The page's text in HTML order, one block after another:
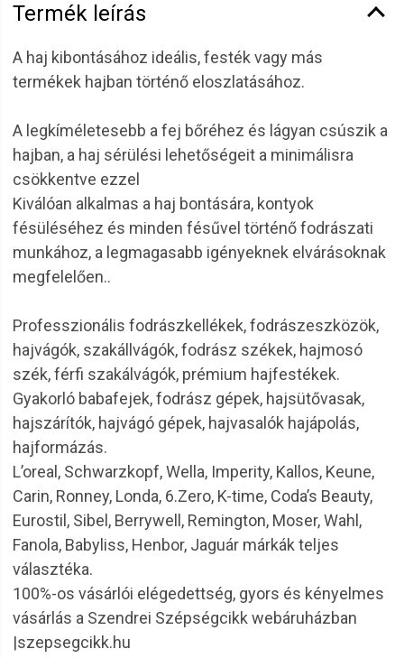
Termék leírás
A haj kibontásához ideális, festék vagy más
termékek hajban történő eloszlatásához.
A legkíméletesebb a fej bőréhez és lágyan csúszik a
hajban, a haj sérülési lehetőségeit a minimálisra
csökkentve ezzel
Kiválóan alkalmas a haj bontására, kontyok
fésüléséhez és minden fésűvel történő fodrászati
munkához, a legmagasabb igényeknek elvárásoknak
megfelelően..
Professzionális fodrászkellékek, fodrászeszközök,
hajvágók, szakállvágók, fodrász székek, hajmosó
szék, férfi szakálvágók, prémium hajfestékek.
Gyakorló babafejek, fodrász gépek, hajsütővasak,
hajszárítók, hajvágó gépek, hajvasalók hajápolás,
hajformázás.
L’oreal, Schwarzkopf, Wella, Imperity, Kallos, Keune,
Carin, Ronney, Londa, 6.Zero, K-time, Coda’s Beauty,
Eurostil, Sibel, Berrywell, Remington, Moser, Wahl,
Fanola, Babyliss, Henbor, Jaguár márkák teljes
választéka.
100%-os vásárlói elégedettség, gyors és kényelmes
vásárlás a Szendrei Szépségcikk webáruházban
|szepsegcikk.hu